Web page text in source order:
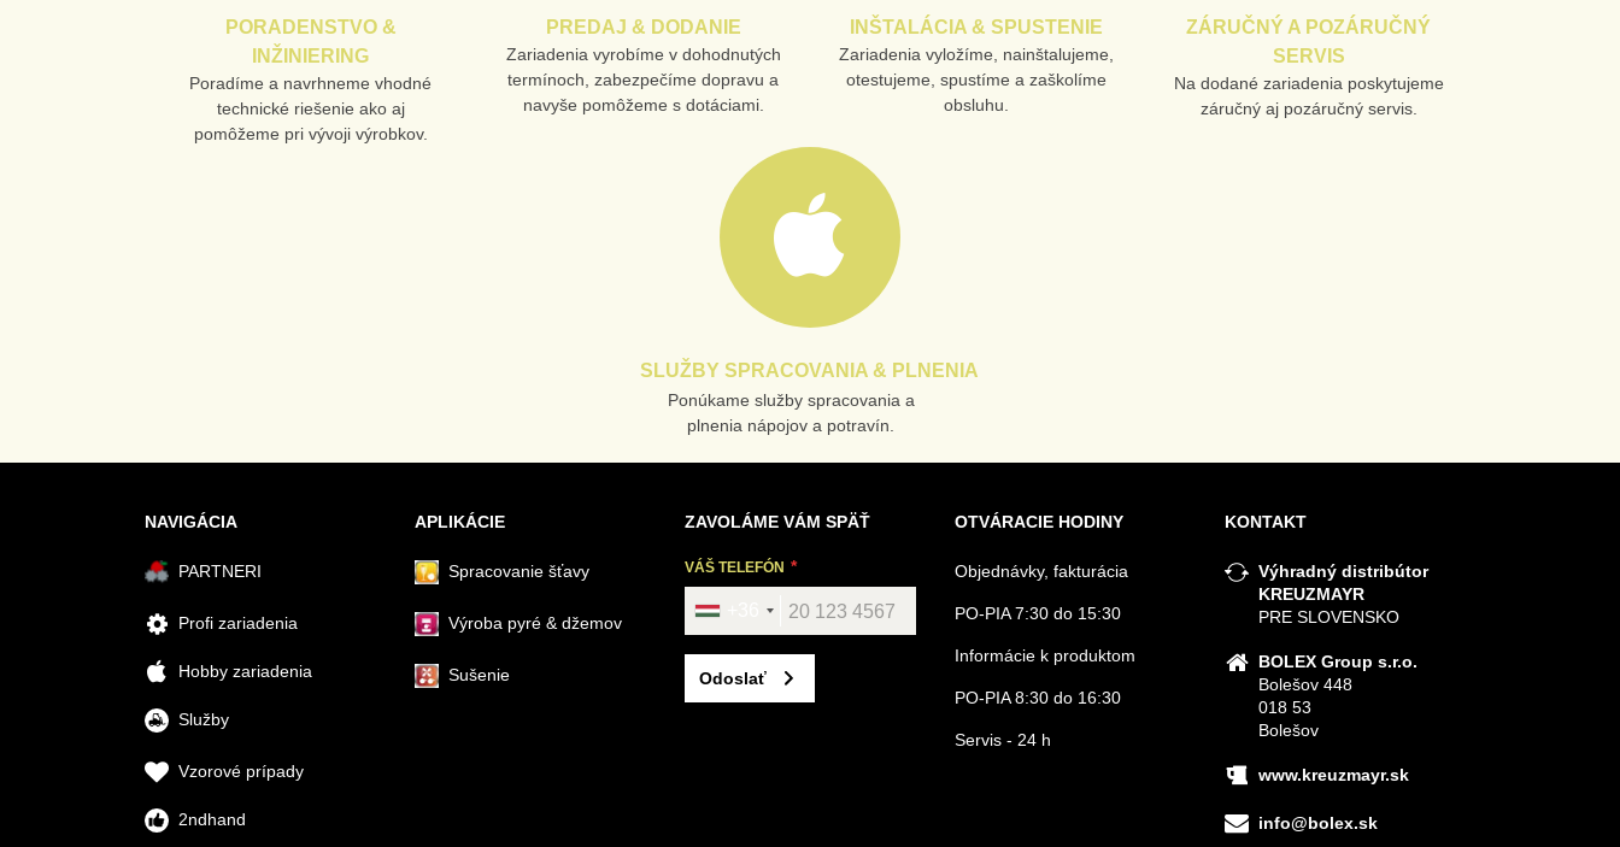
PORADENSTVO &
INŽINIERING
Poradíme a navrhneme vhodné
technické riešenie ako aj
pomôžeme pri vývoji výrobkov.
PREDAJ & DODANIE
Zariadenia vyrobíme v dohodnutých
termínoch, zabezpečíme dopravu a
navyše pomôžeme s dotáciami.
INŠTALÁCIA & SPUSTENIE
Zariadenia vyložíme, nainštalujeme,
otestujeme, spustíme a zaškolíme
obsluhu.
ZÁRUČNÝ A POZÁRUČNÝ
SERVIS
Na dodané zariadenia poskytujeme
záručný aj pozáručný servis.
SLUŽBY SPRACOVANIA & PLNENIA
Ponúkame služby spracovania a
plnenia nápojov a potravín.
NAVIGÁCIA
PARTNERI
Profi zariadenia
Hobby zariadenia
Služby
Vzorové prípady
2ndhand
APLIKÁCIE
Spracovanie šťavy
Výroba pyré & džemov
Sušenie
ZAVOLÁME VÁM SPÄŤ
VÁŠ TELEFÓN
Odoslať
OTVÁRACIE HODINY
Objednávky, fakturácia
PO-PIA 7:30 do 15:30
Informácie k produktom
PO-PIA 8:30 do 16:30
Servis - 24 h
KONTAKT
Výhradný distribútor
KREUZMAYR
PRE SLOVENSKO
BOLEX Group s.r.o.
Bolešov 448
018 53
Bolešov
www.kreuzmayr.sk
info@bolex.sk